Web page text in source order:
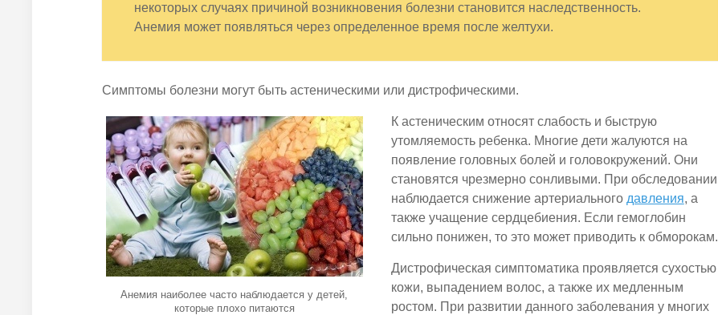
некоторых случаях причиной возникновения болезни становится наследственность.
Анемия может появляться через определенное время после желтухи.
Симптомы болезни могут быть астеническими или дистрофическими.
Анемия наиболее часто наблюдается у детей,
которые плохо питаются
К астеническим относят слабость и быструю
утомляемость ребенка. Многие дети жалуются на
появление головных болей и головокружений. Они
становятся чрезмерно сонливыми. При обследовании
наблюдается снижение артериального давления, а
также учащение сердцебиения. Если гемоглобин
сильно понижен, то это может приводить к обморокам.
Дистрофическая симптоматика проявляется сухостью
кожи, выпадением волос, а также их медленным
ростом. При развитии данного заболевания у многих